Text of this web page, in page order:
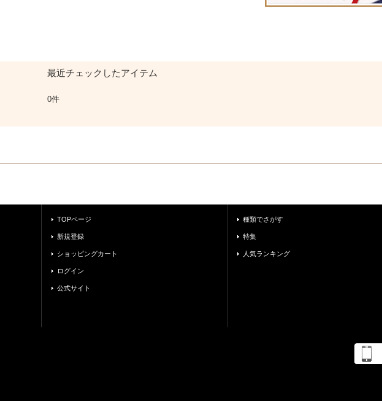
最近チェックしたアイテム
0件
TOPページ
新規登録
ショッピングカート
ログイン
公式サイト
種類でさがす
特集
人気ランキング